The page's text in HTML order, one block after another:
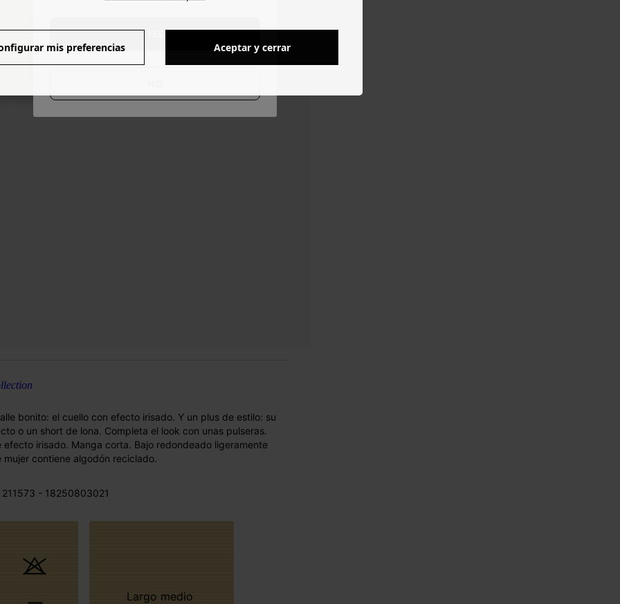
bonito: el cuello con efecto irisado. Y un plus de estilo: su
o un short de lona. Completa el look con unas pulseras.
irisado. Manga corta. Bajo redondeado ligeramente
contiene algodón reciclado.
- 18250803021
Largo medio
mis preferencias Aceptar y cerrar